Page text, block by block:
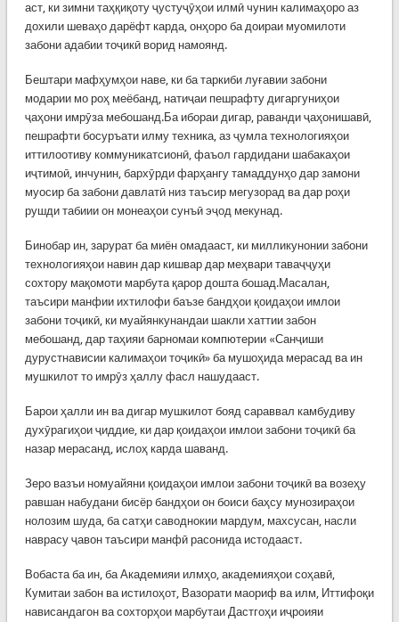
аст, ки зимни таҳқиқоту ҷустуҷӯҳои илмӣ чунин калимаҳоро аз
дохили шеваҳо дарёфт карда, онҳоро ба доираи муомилоти
забони адабии тоҷикӣ ворид намоянд.
Бештари мафҳумҳои наве, ки ба таркиби луғавии забони
модарии мо роҳ меёбанд, натиҷаи пешрафту дигаргуниҳои
ҷаҳони имрӯза мебошанд.Ба ибораи дигар, раванди ҷаҳонишавӣ,
пешрафти босуръати илму техника, аз ҷумла технологияҳои
иттилоотиву коммуникатсионӣ, фаъол гардидани шабакаҳои
иҷтимоӣ, инчунин, бархӯрди фарҳангу тамаддунҳо дар замони
муосир ба забони давлатӣ низ таъсир мегузорад ва дар роҳи
рушди табиии он монеаҳои сунъӣ эҷод мекунад.
Бинобар ин, зарурат ба миён омадааст, ки милликунонии забони
технологияҳои навин дар кишвар дар меҳвари таваҷҷуҳи
сохтору мақомоти марбута қарор дошта бошад.Масалан,
таъсири манфии ихтилофи баъзе бандҳои қоидаҳои имлои
забони тоҷикӣ, ки муайянкунандаи шакли хаттии забон
мебошанд, дар таҳияи барномаи компютерии «Санҷиши
дурустнависии калимаҳои тоҷикӣ» ба мушоҳида мерасад ва ин
мушкилот то имрӯз ҳаллу фасл нашудааст.
Барои ҳалли ин ва дигар мушкилот бояд сараввал камбудиву
духӯрагиҳои ҷиддие, ки дар қоидаҳои имлои забони тоҷикӣ ба
назар мерасанд, ислоҳ карда шаванд.
Зеро вазъи номуайяни қоидаҳои имлои забони тоҷикӣ ва возеҳу
равшан набудани бисёр бандҳои он боиси баҳсу мунозираҳои
нолозим шуда, ба сатҳи саводнокии мардум, махсусан, насли
наврасу ҷавон таъсири манфӣ расонида истодааст.
Вобаста ба ин, ба Академияи илмҳо, академияҳои соҳавӣ,
Кумитаи забон ва истилоҳот, Вазорати маориф ва илм, Иттифоқи
нависандагон ва сохторҳои марбутаи Дастгоҳи иҷроияи